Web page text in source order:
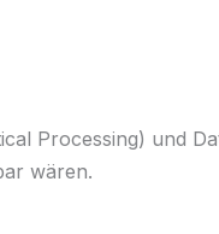
Processing) und
wären.